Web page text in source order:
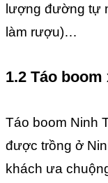
lượng đường tự
làm rượu)…
1.2 Táo
Táo boom Ninh
được trồng ở
khách ưa